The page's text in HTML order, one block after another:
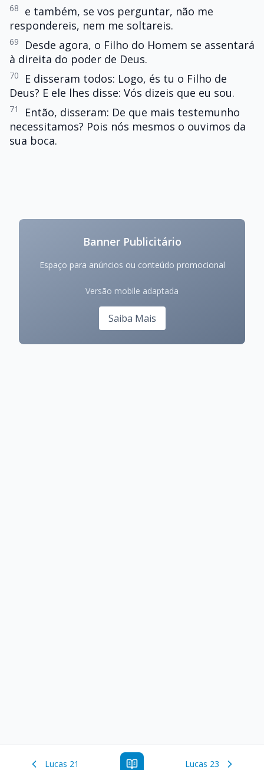
68
e também, se vos perguntar, não me
respondereis, nem me soltareis.
69
Desde agora, o Filho do Homem se assentará
à direita do poder de Deus.
70
E disseram todos: Logo, és tu o Filho de
Deus? E ele lhes disse: Vós dizeis que eu sou.
71
Então, disseram: De que mais testemunho
necessitamos? Pois nós mesmos o ouvimos da
sua boca.
Banner Publicitário
Espaço para anúncios ou conteúdo promocional
Versão mobile adaptada
Saiba Mais
Lucas 21 Lucas 23